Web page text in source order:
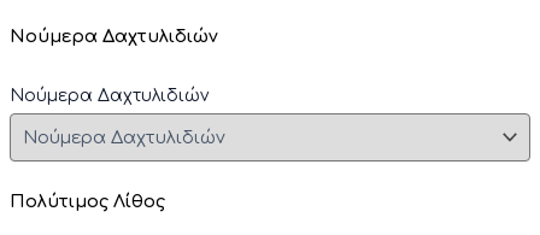
Νούμερα Δαχτυλιδιών
Νούμερα Δαχτυλιδιών
Πολύτιμος Λίθος